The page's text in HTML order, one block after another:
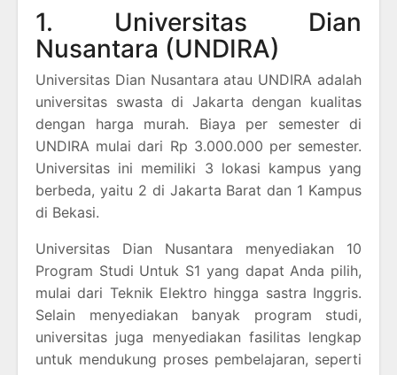
1. Universitas Dian
Nusantara (UNDIRA)
Universitas Dian Nusantara atau UNDIRA adalah
universitas swasta di Jakarta dengan kualitas
dengan harga murah. Biaya per semester di
UNDIRA mulai dari Rp 3.000.000 per semester.
Universitas ini memiliki 3 lokasi kampus yang
berbeda, yaitu 2 di Jakarta Barat dan 1 Kampus
di Bekasi.
Universitas Dian Nusantara menyediakan 10
Program Studi Untuk S1 yang dapat Anda pilih,
mulai dari Teknik Elektro hingga sastra Inggris.
Selain menyediakan banyak program studi,
universitas juga menyediakan fasilitas lengkap
untuk mendukung proses pembelajaran, seperti